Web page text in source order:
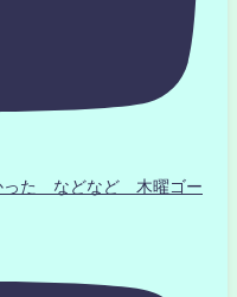
った などなど 木曜ゴー